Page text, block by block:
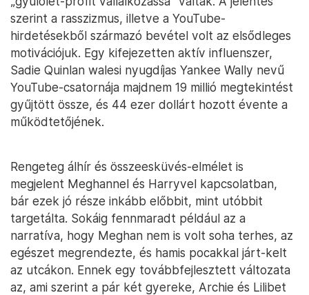
szerint a rasszizmus, illetve a YouTube-
hirdetésekből származó bevétel volt az elsődleges
motivációjuk. Egy kifejezetten aktív influenszer,
Sadie Quinlan walesi nyugdíjas Yankee Wally nevű
YouTube-csatornája majdnem 19 millió megtekintést
gyűjtött össze, és 44 ezer dollárt hozott évente a
működtetőjének.
Rengeteg álhír és összeesküvés-elmélet is
megjelent Meghannel és Harryvel kapcsolatban,
bár ezek jó része inkább előbbit, mint utóbbit
targetálta. Sokáig fennmaradt például az a
narratíva, hogy Meghan nem is volt soha terhes, az
egészet megrendezte, és hamis pocakkal járt-kelt
az utcákon. Ennek egy továbbfejlesztett változata
az, ami szerint a pár két gyereke, Archie és Lilibet